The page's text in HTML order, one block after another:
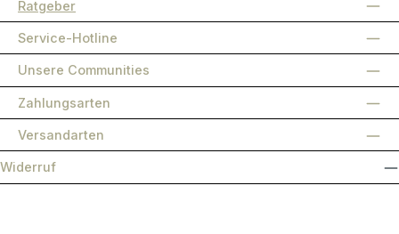
Ratgeber
Service-Hotline
Unsere Communities
Zahlungsarten
Versandarten
Widerruf